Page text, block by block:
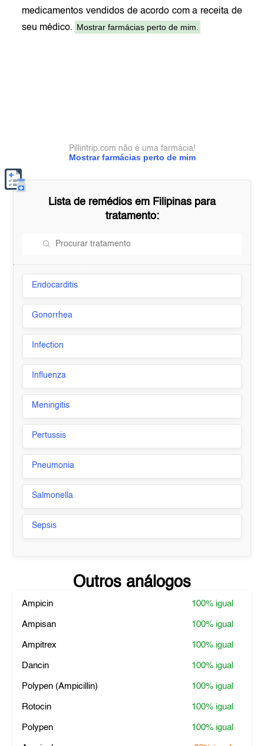
medicamentos vendidos de acordo com a receita de
seu médico. Mostrar farmácias perto de mim.
Mostrar farmácias perto de mim
Pillintrip.com não é uma farmácia!
Lista de remédios em Filipinas para
tratamento:
Endocarditis
Gonorrhea
Infection
Influenza
Meningitis
Pertussis
Pneumonia
Salmonella
Sepsis
Outros análogos
Ampicin 100% igual
Ampisan 100% igual
Ampitrex 100% igual
Dancin 100% igual
Polypen (Ampicillin) 100% igual
Rotocin 100% igual
Polypen 100% igual